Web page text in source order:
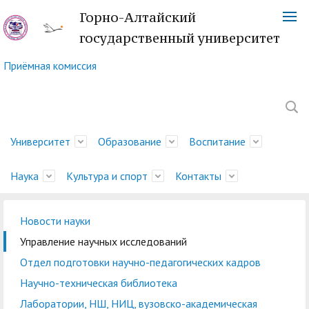
Горно-Алтайский
государственный университет
Приёмная комиссия
Университет
Обращение ректора
Ученый совет
Военный учебный центр
при ГАГУ
Отдел
делопроизводства
Образование
Факультеты
управление
Методический совет
ГАГУ
Воспитание
Управление
молодежной политики
и воспитательной
деятельности
психологической
помощи
Наука
Новости науки
исследований
Отдел подготовки
научно-педагогических
Культура и спорт
Немецкий культурный
центр
Китая
Туристский клуб
"Горизонт"
Контакты
Телефонный справочник
Символика ГАГУ
Карта сайта
Новости науки
Управление научных исследований
Отдел подготовки научно-педагогических кадров
Научно-техническая библиотека
Лаборатории, НШ, НИЦ, вузовско-академическая